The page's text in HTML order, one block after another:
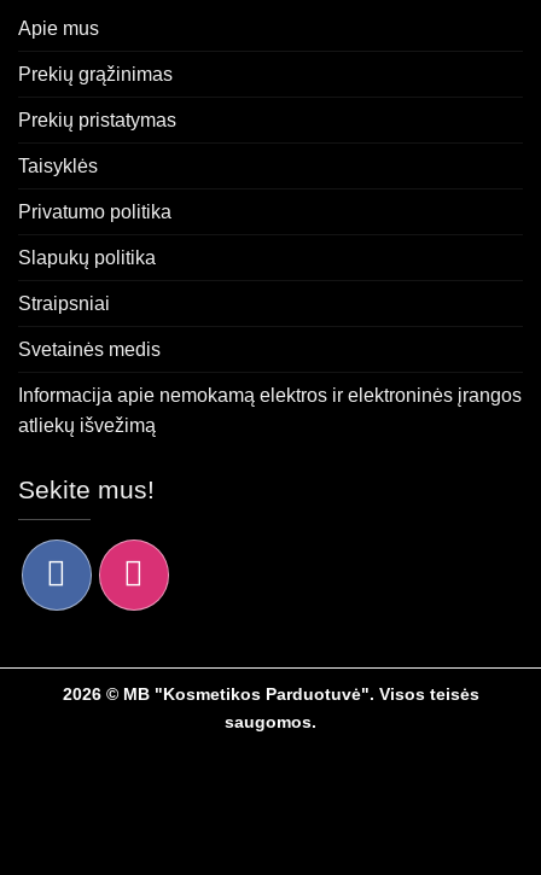
Apie mus
Prekių grąžinimas
Prekių pristatymas
Taisyklės
Privatumo politika
Slapukų politika
Straipsniai
Svetainės medis
Informacija apie nemokamą elektros ir elektroninės įrangos
atliekų išvežimą
Sekite mus!
2026 © MB "Kosmetikos Parduotuvė". Visos teisės
saugomos.